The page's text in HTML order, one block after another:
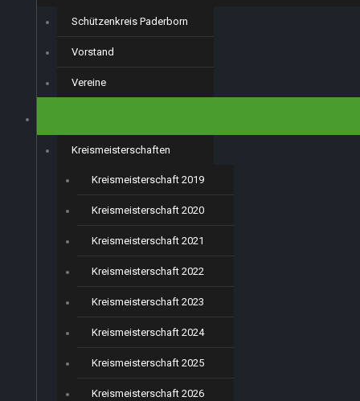
Schützenkreis Paderborn
Vorstand
Vereine
Kreismeisterschaften
Kreismeisterschaft 2019
Kreismeisterschaft 2020
Kreismeisterschaft 2021
Kreismeisterschaft 2022
Kreismeisterschaft 2023
Kreismeisterschaft 2024
Kreismeisterschaft 2025
Kreismeisterschaft 2026